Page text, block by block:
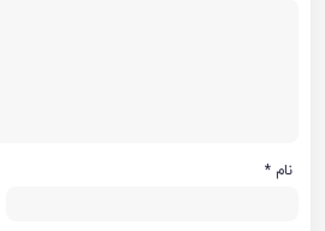
نام *